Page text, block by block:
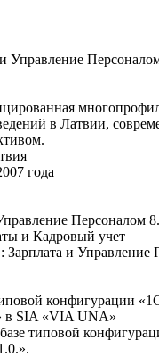
Управление
в Латвии,
года
Персоналом
и Кадровый учет
Зарплата и
конфигурации
в SIA «VIA UNA»
типовой